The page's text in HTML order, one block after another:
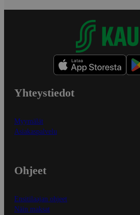
Yhteystiedot
Myymälät
Asiakaspalvelu
Ohjeet
Ensitilaajan ohjeet
Näin maksat